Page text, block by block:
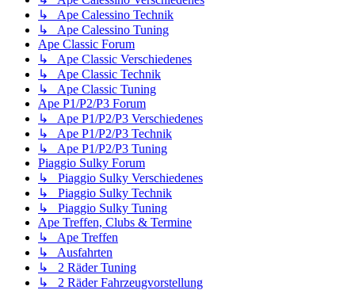
↳ Ape Calessino Technik
↳ Ape Calessino Tuning
Ape Classic Forum
↳ Ape Classic Verschiedenes
↳ Ape Classic Technik
↳ Ape Classic Tuning
Ape P1/P2/P3 Forum
↳ Ape P1/P2/P3 Verschiedenes
↳ Ape P1/P2/P3 Technik
↳ Ape P1/P2/P3 Tuning
Piaggio Sulky Forum
↳ Piaggio Sulky Verschiedenes
↳ Piaggio Sulky Technik
↳ Piaggio Sulky Tuning
Ape Treffen, Clubs & Termine
↳ Ape Treffen
↳ Ausfahrten
↳ 2 Räder Tuning
↳ 2 Räder Fahrzeugvorstellung